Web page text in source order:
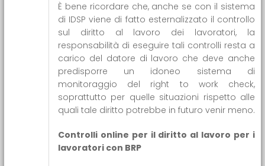
È bene ricordare che, anche se con il sistema
di IDSP viene di fatto esternalizzato il controllo
sul diritto al lavoro dei lavoratori, la
responsabilità di eseguire tali controlli resta a
carico del datore di lavoro che deve anche
predisporre un idoneo sistema di
monitoraggio del right to work check,
soprattutto per quelle situazioni rispetto alle
quali tale diritto potrebbe in futuro venir meno.
Controlli online per il diritto al lavoro per i
lavoratori con BRP